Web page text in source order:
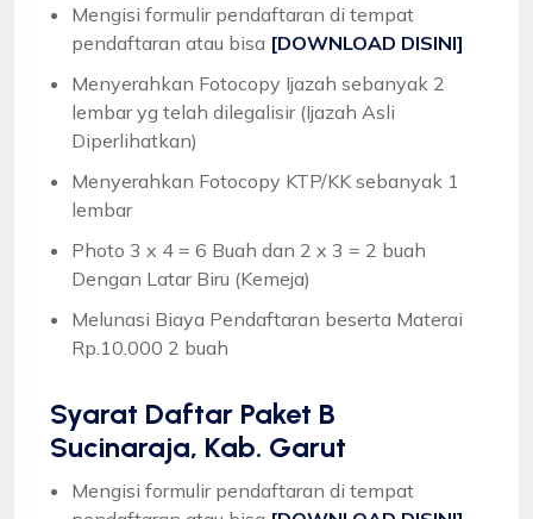
Mengisi formulir pendaftaran di tempat
pendaftaran atau bisa [DOWNLOAD DISINI]
Menyerahkan Fotocopy Ijazah sebanyak 2
lembar yg telah dilegalisir (Ijazah Asli
Diperlihatkan)
Menyerahkan Fotocopy KTP/KK sebanyak 1
lembar
Photo 3 x 4 = 6 Buah dan 2 x 3 = 2 buah
Dengan Latar Biru (Kemeja)
Melunasi Biaya Pendaftaran beserta Materai
Rp.10.000 2 buah
Syarat Daftar Paket B
Sucinaraja, Kab. Garut
Mengisi formulir pendaftaran di tempat